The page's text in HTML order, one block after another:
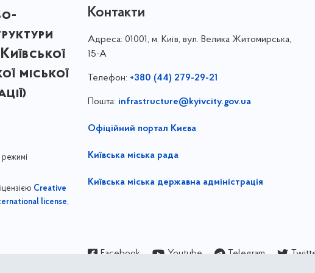
міської
Creative
license,
Контакти
Адреса: 01001, м. Київ, вул. Велика Житомирська,
15-А
Телефон: +380 (44) 279-29-21
Пошта: infrastructure@kyivcity.gov.ua
Офіційний портал Києва
Київська міська рада
Київська міська державна адміністрація
Facebook Youtube Telegram